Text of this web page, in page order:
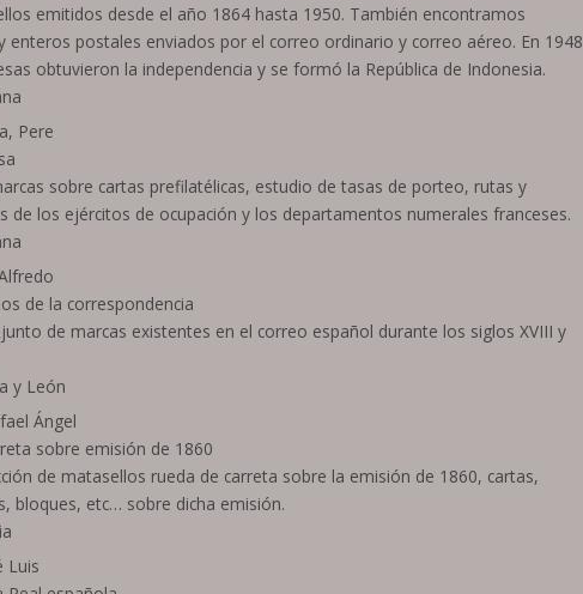
emitidos desde el año 1864 hasta 1950. También encontramos
enteros postales enviados por el correo ordinario y correo aéreo. En 1948
obtuvieron la independencia y se formó la República de Indonesia.
Pere
sobre cartas prefilatélicas, estudio de tasas de porteo, rutas y
de los ejércitos de ocupación y los departamentos numerales franceses.
de la correspondencia
de marcas existentes en el correo español durante los siglos XVIII y
y León
Ángel
sobre emisión de 1860
de matasellos rueda de carreta sobre la emisión de 1860, cartas,
bloques, etc… sobre dicha emisión.
Luis